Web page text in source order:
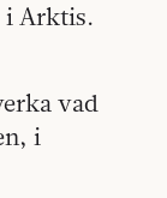
i Arktis.
vad
i